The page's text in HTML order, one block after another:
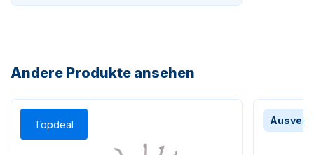
Andere Produkte ansehen
Topdeal